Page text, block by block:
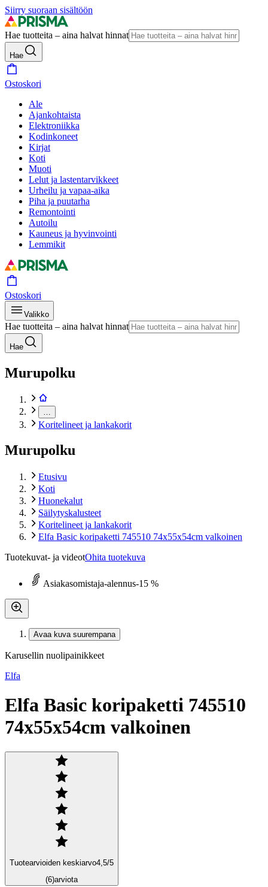
Siirry suoraan sisältöön
Hae tuotteita – aina halvat hinnat
Hae
Ostoskori
Ale
Ajankohtaista
Elektroniikka
Kodinkoneet
Kirjat
Koti
Muoti
Lelut ja lastentarvikkeet
Urheilu ja vapaa-aika
Piha ja puutarha
Remontointi
Autoilu
Kauneus ja hyvinvointi
Lemmikit
Ostoskori
Valikko
Hae tuotteita – aina halvat hinnat
Hae
Murupolku
Koritelineet ja lankakorit
Murupolku
Etusivu
Koti
Huonekalut
Säilytyskalusteet
Koritelineet ja lankakorit
Elfa Basic koripaketti 745510 74x55x54cm valkoinen
Tuotekuvat- ja videotOhita tuotekuva
Asiakasomistaja-alennus-15 %
Avaa kuva suurempana
Karusellin nuolipainikkeet
Elfa
Elfa Basic koripaketti 745510
74x55x54cm valkoinen
Tuotearvioiden keskiarvo4,5/5
(6)arviota